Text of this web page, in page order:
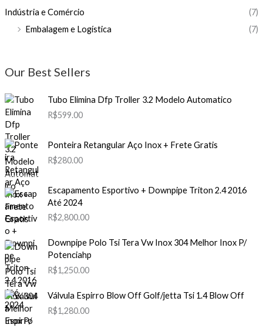
Indústria e Comércio
(7)
Embalagem e Logística
(7)
Our Best Sellers
Tubo Elimina Dfp Troller 3.2 Modelo Automatico
R$599.00
Ponteira Retangular Aço Inox + Frete Gratis
R$280.00
Escapamento Esportivo + Downpipe Triton 2.4 2016
Até 2024
R$2,800.00
Downpipe Polo Tsi Tera Vw Inox 304 Melhor Inox P/
Potenciahp
R$1,250.00
Válvula Espirro Blow Off Golf/jetta Tsi 1.4 Blow Off
R$1,280.00